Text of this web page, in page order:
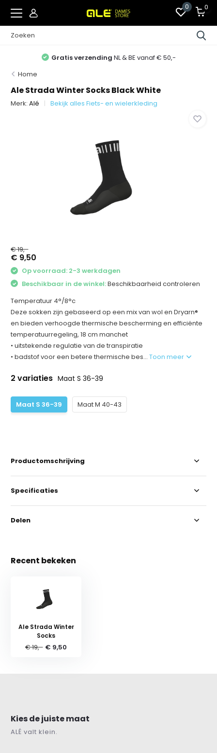
0 0
Gratis verzending NL & BE vanaf € 50,-
Home
Ale Strada Winter Socks Black White
Merk:Alé Bekijk alles Fiets- en wielerkleding
€ 19,-
€ 9,50
Op voorraad: 2-3 werkdagen
Beschikbaar in de winkel:Beschikbaarheid controleren
Temperatuur 4°/8°c
Deze sokken zijn gebaseerd op een mix van wol en Dryarn®
en bieden verhoogde thermische bescherming en efficiënte
temperatuurregeling, 18 cm manchet
• uitstekende regulatie van de transpiratie
• badstof voor een betere thermische bes...Toon meer
2 variaties Maat S 36-39
Maat S 36-39 Maat M 40-43
Productomschrijving
Specificaties
Delen
Recent bekeken
Ale Strada Winter
Socks
€ 19,- € 9,50
Kies de juiste maat
ALÉ valt klein.